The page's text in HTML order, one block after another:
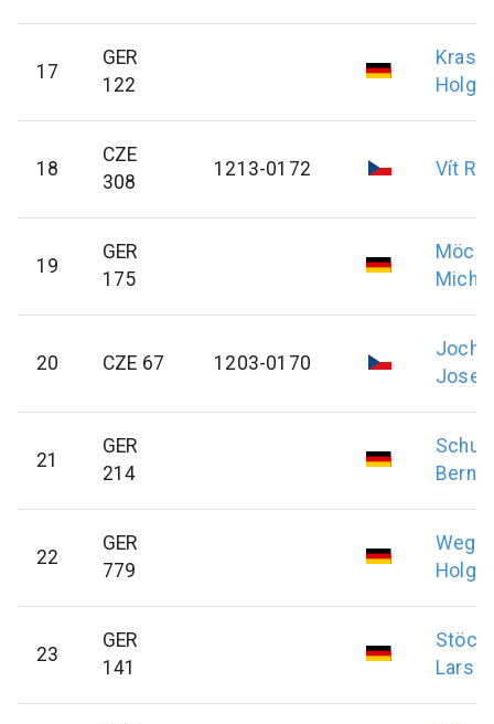
17
GER
122
Holger
18
CZE
308
1213-0172 Vít
19
GER
175
20 CZE 67 1203-0170
Josef
21
GER
214
Bernd
22
GER
779
Holger
23
GER
141
Lars